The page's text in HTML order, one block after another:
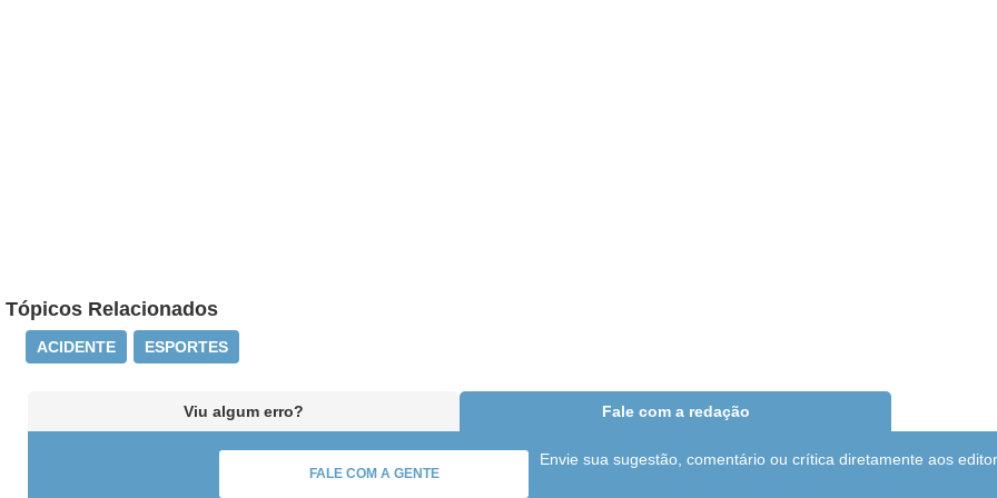
Tópicos Relacionados
ACIDENTE ESPORTES
Viu algum erro? Fale com a redação
FALE COM A GENTE
Envie sua sugestão, comentário ou crítica diretamente aos